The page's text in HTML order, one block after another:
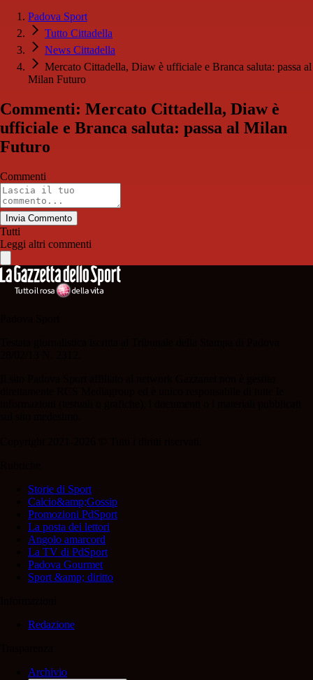
Padova Sport
Tutto Cittadella
News Cittadella
Mercato Cittadella, Diaw è ufficiale e Branca saluta: passa al
Milan Futuro
Commenti: Mercato Cittadella, Diaw è
ufficiale e Branca saluta: passa al Milan
Futuro
Commenti
Invia Commento
Tutti
Leggi altri commenti
Storie di Sport
Calcio&amp;Gossip
Promozioni PdSport
La posta dei lettori
Angolo amarcord
La TV di PdSport
Padova Gourmet
Sport &amp; diritto
Redazione
Archivio